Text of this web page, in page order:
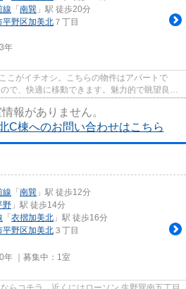
線 「南巽 」駅 徒歩20分
平野区加美北 ７丁目
年
こがイチオシ。こちらの物件はアパートで
で、快適に移動できます。魅力的で眺望良好
報がありません。
C棟へのお問い合わせはこちら
線 「南巽 」駅 徒歩12分
野 」駅 徒歩14分
「衣摺加美北 」駅 徒歩16分
平野区加美北 ３丁目
｜募集中： 1室